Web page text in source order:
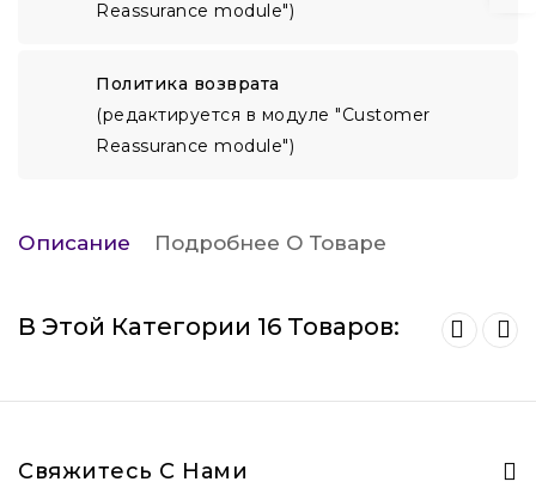
Reassurance module")
Политика возврата
(редактируется в модуле "Customer
Reassurance module")
Описание Подробнее О Товаре
В Этой Категории 16 Товаров:
Свяжитесь С Нами